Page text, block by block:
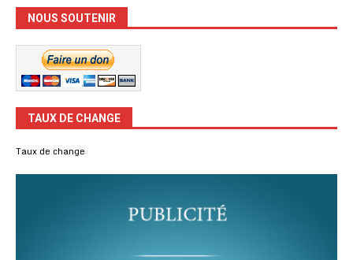
NOUS SOUTENIR
TAUX DE CHANGE
Taux de change